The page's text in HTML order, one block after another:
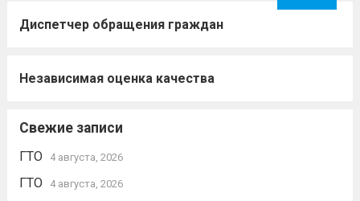
Диспетчер обращения граждан
Независимая оценка качества
Свежие записи
ГТО 4 августа, 2026
ГТО 4 августа, 2026